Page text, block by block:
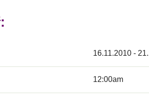
16.11.2010 -
12:00am